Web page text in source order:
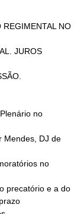
REGIMENTAL NO